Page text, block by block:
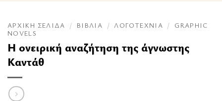
ΑΡΧΙΚΉ ΣΕΛΊΔΑ / ΒΙΒΛΊΑ / ΛΟΓΟΤΕΧΝΊΑ /
GRAPHIC
NOVELS
Η ονειρική αναζήτηση της άγνωστης
Καντάθ